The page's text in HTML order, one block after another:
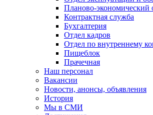
Планово-экономический
Контрактная служба
Бухгалтерия
Отдел кадров
Отдел по внутреннему
Пищеблок
Прачечная
Наш персонал
Вакансии
Новости, анонсы, объявления
История
Мы в СМИ